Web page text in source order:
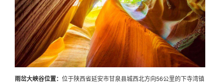
雨岔大峡谷位置： 位于陕西省延安市甘泉县城西北方向56公里的下寺湾镇